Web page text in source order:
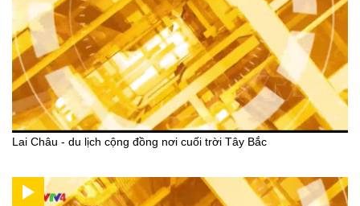
Lai Châu - du lịch cộng đồng nơi cuối trời Tây Bắc